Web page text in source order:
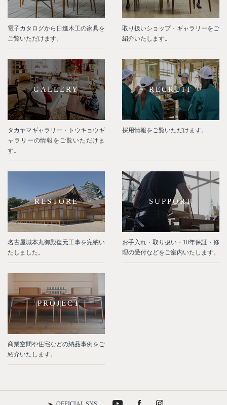
電子カタログから日進木工の家具を
ご覧いただけます。
取り扱いショップ・ギャラリーをご
紹介いたします。
GALLERY
タカヤマギャラリー・トウキョウギ
ャラリーの情報をご覧いただけま
す。
RECRUIT
採用情報をご覧いただけます。
RESTORE
名古屋城本丸御殿復元工事を完納い
たしました。
SUPPORT
お手入れ・取り扱い・10年保証・修
理の受付などをご案内いたします。
PROJECT
商業空間や住宅などの納品事例をご
紹介いたします。